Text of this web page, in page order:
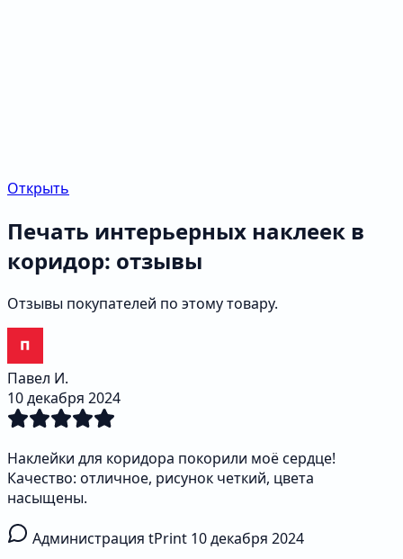
Открыть
Печать интерьерных наклеек в
коридор: отзывы
Отзывы покупателей по этому товару.
Павел И.
10 декабря 2024
Наклейки для коридора покорили моё сердце!
Качество: отличное, рисунок четкий, цвета
насыщены.
Администрация tPrint 10 декабря 2024